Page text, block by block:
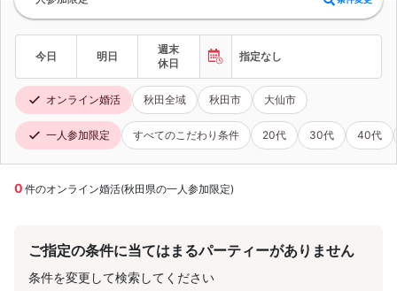
今日 明日
週末
休日
指定なし
オンライン婚活 秋田全域 秋田市 大仙市
一人参加限定 すべてのこだわり条件 20代 30代 40代
0 件のオンライン婚活(秋田県の一人参加限定)
ご指定の条件に当てはまるパーティーがありません
条件を変更して検索してください